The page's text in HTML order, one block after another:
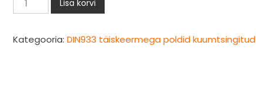
polt
täiskeere
Lisa korvi
Kategooria: DIN933 täiskeermega poldid kuumtsingitud